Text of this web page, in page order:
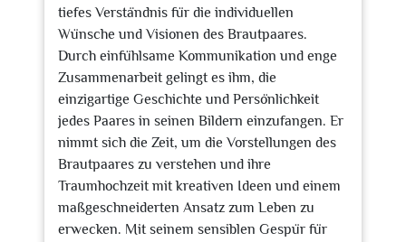
tiefes Verständnis für die individuellen
Wünsche und Visionen des Brautpaares.
Durch einfühlsame Kommunikation und enge
Zusammenarbeit gelingt es ihm, die
einzigartige Geschichte und Persönlichkeit
jedes Paares in seinen Bildern einzufangen. Er
nimmt sich die Zeit, um die Vorstellungen des
Brautpaares zu verstehen und ihre
Traumhochzeit mit kreativen Ideen und einem
maßgeschneiderten Ansatz zum Leben zu
erwecken. Mit seinem sensiblen Gespür für